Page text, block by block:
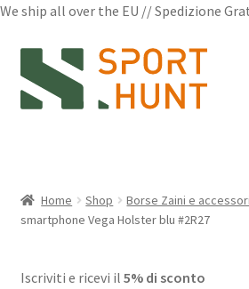
We ship all over the EU // Spedizione
Vai
alla
navigazione
Vai
al
contenuto
Chi siamo
Domande frequenti
Home Shop Borse Zaini e accessori
smartphone Vega Holster blu #2R27
Iscriviti e ricevi il 5% di sconto